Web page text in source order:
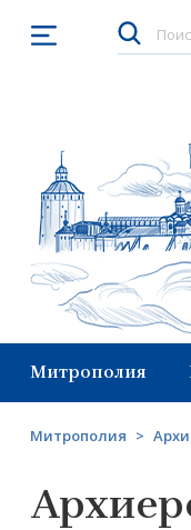
Открыть меню
Митрополия
Митрополия >